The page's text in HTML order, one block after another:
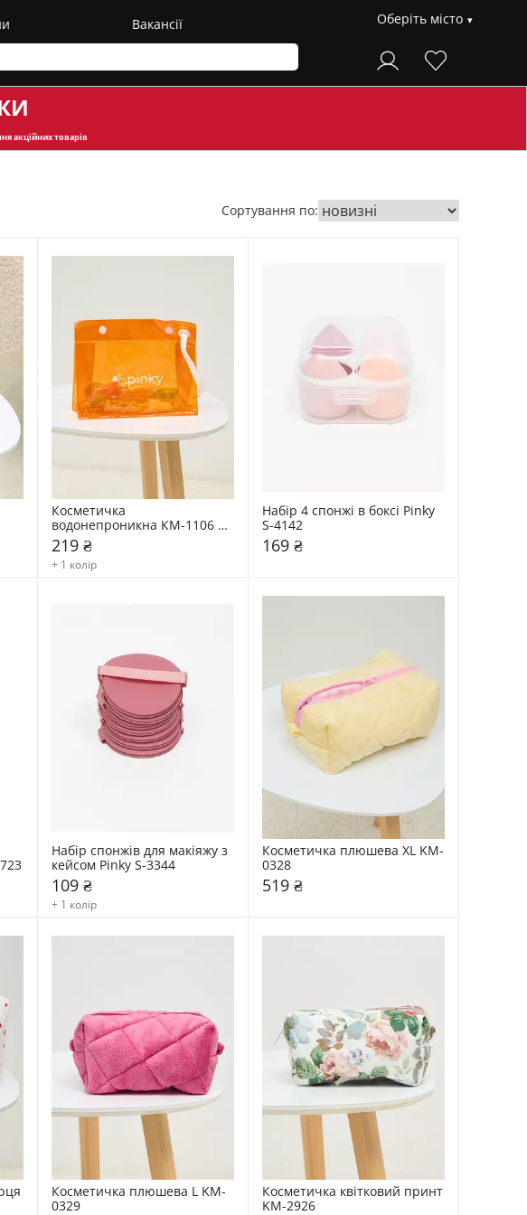
Вакансії Оберіть місто
акційних товарів
Сортування по:
Косметичка
водонепроникна КМ-1106
Pinky
219 ₴
+ 1 колір
Набір 4 спонжі в боксі Pinky
S-4142
169 ₴
Набір спонжів для макіяжу з
кейсом Pinky S-3344
109 ₴
+ 1 колір
Косметичка плюшева XL KM-
0328
519 ₴
Косметичка плюшева L KM-
0329
Косметичка квітковий принт
KM-2926